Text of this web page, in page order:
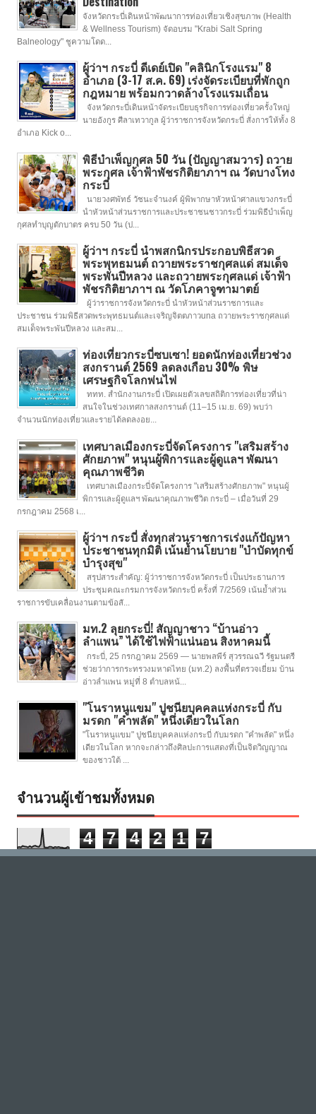
จังหวัดกระบี่เดินหน้าพัฒนาการท่องเที่ยวเชิงสุขภาพ (Health
& Wellness Tourism) จัดอบรม "Krabi Salt Spring
Balneology" ชูความโดด...
ผู้ว่าฯ กระบี่ ดีเดย์เปิด "คลินิกโรงแรม" 8
อำเภอ (3-17 ส.ค. 69) เร่งจัดระเบียบที่พักถูก
กฎหมาย พร้อมกวาดล้างโรงแรมเถื่อน
จังหวัดกระบี่เดินหน้าจัดระเบียบธุรกิจการท่องเที่ยวครั้งใหญ่
นายอังกูร ศีลาเทวากูล ผู้ว่าราชการจังหวัดกระบี่ สั่งการให้ทั้ง 8
อำเภอ Kick o...
พิธีบำเพ็ญกุศล 50 วัน (ปัญญาสมวาร) ถวาย
พระกุศล เจ้าฟ้าพัชรกิติยาภาฯ ณ วัดบางโทง
กระบี่
นายวงศพัทธ์ วัชนะจำนงค์ ผู้พิพากษาหัวหน้าศาลแขวงกระบี่
นำหัวหน้าส่วนราชการและประชาชนชาวกระบี่ ร่วมพิธีบำเพ็ญ
กุศลทำบุญตักบาตร ครบ 50 วัน (ป...
ผู้ว่าฯ กระบี่ นำพสกนิกรประกอบพิธีสวด
พระพุทธมนต์ ถวายพระราชกุศลแด่ สมเด็จ
พระพันปีหลวง และถวายพระกุศลแด่ เจ้าฟ้า
พัชรกิติยาภาฯ ณ วัดโภคาจูฑามาตย์
ผู้ว่าราชการจังหวัดกระบี่ นำหัวหน้าส่วนราชการและ
ประชาชน ร่วมพิธีสวดพระพุทธมนต์และเจริญจิตตภาวuna ถวายพระราชกุศลแด่
สมเด็จพระพันปีหลวง และสม...
ท่องเที่ยวกระบี่ซบเซา! ยอดนักท่องเที่ยวช่วง
สงกรานต์ 2569 ลดลงเกือบ 30% พิษ
เศรษฐกิจโลกพ่นไฟ
ททท. สำนักงานกระบี่ เปิดเผยตัวเลขสถิติการท่องเที่ยวที่น่า
สนใจในช่วงเทศกาลสงกรานต์ (11–15 เม.ย. 69) พบว่า
จำนวนนักท่องเที่ยวและรายได้ลดลงอย...
เทศบาลเมืองกระบี่จัดโครงการ "เสริมสร้าง
ศักยภาพ" หนุนผู้พิการและผู้ดูแลฯ พัฒนา
คุณภาพชีวิต
เทศบาลเมืองกระบี่จัดโครงการ "เสริมสร้างศักยภาพ" หนุนผู้
พิการและผู้ดูแลฯ พัฒนาคุณภาพชีวิต กระบี่ – เมื่อวันที่ 29
กรกฎาคม 2568 เ...
ผู้ว่าฯ กระบี่ สั่งทุกส่วนราชการเร่งแก้ปัญหา
ประชาชนทุกมิติ เน้นย้ำนโยบาย "บำบัดทุกข์
บำรุงสุข"
สรุปสาระสำคัญ: ผู้ว่าราชการจังหวัดกระบี่ เป็นประธานการ
ประชุมคณะกรมการจังหวัดกระบี่ ครั้งที่ 7/2569 เน้นย้ำส่วน
ราชการขับเคลื่อนงานตามข้อสั...
มท.2 ลุยกระบี่! สัญญาชาว “บ้านอ่าว
ลำแพน” ได้ใช้ไฟฟ้าแน่นอน สิงหาคมนี้
กระบี่, 25 กรกฎาคม 2569 — นายพลพีร์ สุวรรณฉวี รัฐมนตรี
ช่วยว่าการกระทรวงมหาดไทย (มท.2) ลงพื้นที่ตรวจเยี่ยม บ้าน
อ่าวลำแพน หมู่ที่ 8 ตำบลหน้...
"โนราหนูแขม" ปูชนียบุคคลแห่งกระบี่ กับ
มรดก "คำพลัด" หนึ่งเดียวในโลก
"โนราหนูแขม" ปูชนียบุคคลแห่งกระบี่ กับมรดก "คำพลัด" หนึ่ง
เดียวในโลก หากจะกล่าวถึงศิลปะการแสดงที่เป็นจิตวิญญาณ
ของชาวใต้ ...
จำนวนผู้เข้าชมทั้งหมด
4 7 4 2 1 7